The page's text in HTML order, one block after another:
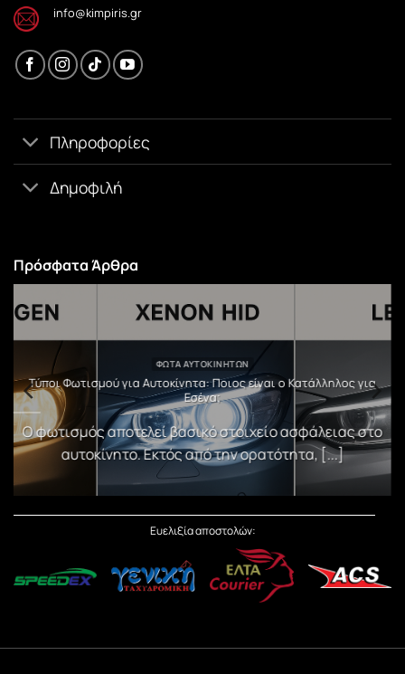
info@kimpiris.gr
Πληροφορίες
Δημοφιλή
Πρόσφατα Άρθρα
ΦΏΤΑ ΑΥΤΟΚΙΝΉΤΩΝ
Τύποι Φωτισμού για Αυτοκίνητα: Ποιος είναι ο Κατάλληλος για
Εσένα;
Ο φωτισμός αποτελεί βασικό στοιχείο ασφάλειας στο
αυτοκίνητο. Εκτός από την ορατότητα, [...]
Ευελιξία αποστολών: